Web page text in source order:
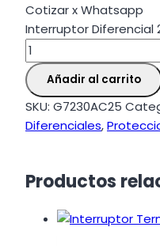
Cotizar x Whatsapp
Interruptor Diferencial
Añadir al carrito
SKU: G7230AC25
Diferenciales,
Productos